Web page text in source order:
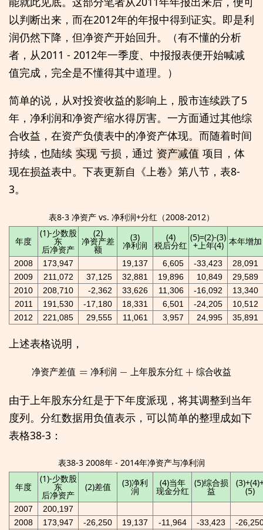
以判断出来，而在2012年的年报中得到证实。即是利
润仍然下降，但净资产开始回升。（有不懂的分析
者，从2011 - 2012年一季度、中报报表便开始喊减
值完成，完全是不懂得其中道理。）
简单的说，从对投资收益的影响上，股市连续跌了5
年，净利润和净资产缩水得厉害。一方面通过其他综
合收益，在资产负债表中的净资产体现。而随着时间
持续，也陆续 实现 亏损，通过 资产减值 项目，体
现在损益表中。下表更新自《上卷》第八节，表8-
3。
表8-3 净资产 vs. 净利润+分红（2008-2012）
年度
(1)-少数股
东
后净资产
(2)
净资产差
额
(3)
净利润
(4)
税后分红
(5)=(2)-(3)
+上年(4) 本年增加
2008 173,947 19,137 6,605 -33,423
28,091
2009
211,072 37,125 32,881 19,896 10,849
29,589
2010
208,710 -2,362 33,626 11,306 -16,092
13,340
2011
191,530 -17,180 18,331 6,501 -24,205
10,512
2012
221,085 29,555 11,061 3,957 24,995 35,891
上述表格说明，
净资产差值 净利润 上年股东分红 综合收益
净资产差 值 =净利润 −上年股东分红+ 综合收益
由于上年股东分红是于下年度派现，将其调整到当年
度列。分红数据用负值表示，可以简单的整理成如下
表格38-3：
表38-3 2008年 - 2014年净资产与净利润
年度
(1)-少数股
东
后净资产
(2)差值 (3)净利
润
(4)当年
现金分红
(5)综合损
益 (5)
2007
200,197
2008
173,947 -26,250 19,137 -11,964 -33,423
-